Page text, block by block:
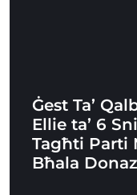
Ġest Ta’
Ellie ta’ 6
Tagħti Parti
Bħala